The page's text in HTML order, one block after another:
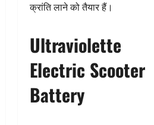
क्रांति लाने को तैयार हैं।
Ultraviolette
Electric Scooter
Battery